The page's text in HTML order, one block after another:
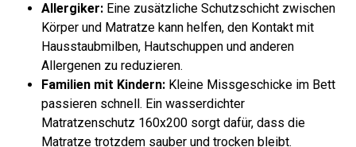
Allergiker: Eine zusätzliche Schutzschicht zwischen
Körper und Matratze kann helfen, den Kontakt mit
Hausstaubmilben, Hautschuppen und anderen
Allergenen zu reduzieren.
Familien mit Kindern: Kleine Missgeschicke im Bett
passieren schnell. Ein wasserdichter
Matratzenschutz 160x200 sorgt dafür, dass die
Matratze trotzdem sauber und trocken bleibt.